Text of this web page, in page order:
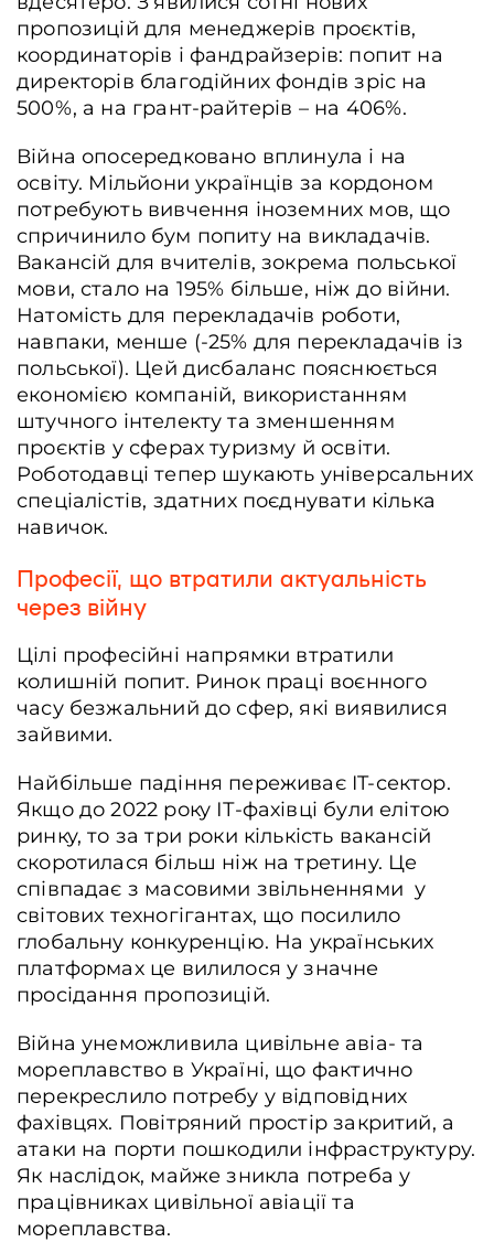
пропозицій для менеджерів проєктів,
координаторів і фандрайзерів: попит на
директорів благодійних фондів зріс на
500%, а на грант-райтерів – на 406%.
Війна опосередковано вплинула і на
освіту. Мільйони українців за кордоном
потребують вивчення іноземних мов, що
спричинило бум попиту на викладачів.
Вакансій для вчителів, зокрема польської
мови, стало на 195% більше, ніж до війни.
Натомість для перекладачів роботи,
навпаки, менше (-25% для перекладачів із
польської). Цей дисбаланс пояснюється
економією компаній, використанням
штучного інтелекту та зменшенням
проєктів у сферах туризму й освіти.
Роботодавці тепер шукають універсальних
спеціалістів, здатних поєднувати кілька
навичок.
Професії, що втратили актуальність
через війну
Цілі професійні напрямки втратили
колишній попит. Ринок праці воєнного
часу безжальний до сфер, які виявилися
зайвими.
Найбільше падіння переживає IT-сектор.
Якщо до 2022 року ІТ-фахівці були елітою
ринку, то за три роки кількість вакансій
скоротилася більш ніж на третину. Це
співпадає з масовими звільненнями у
світових техногігантах, що посилило
глобальну конкуренцію. На українських
платформах це вилилося у значне
просідання пропозицій.
Війна унеможливила цивільне авіа- та
мореплавство в Україні, що фактично
перекреслило потребу у відповідних
фахівцях. Повітряний простір закритий, а
атаки на порти пошкодили інфраструктуру.
Як наслідок, майже зникла потреба у
працівниках цивільної авіації та
мореплавства.